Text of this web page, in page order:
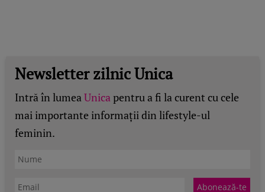
Newsletter zilnic Unica
Intră în lumeaUnicapentru a fi la curent cu cele
mai importante informații din lifestyle-ul
feminin.